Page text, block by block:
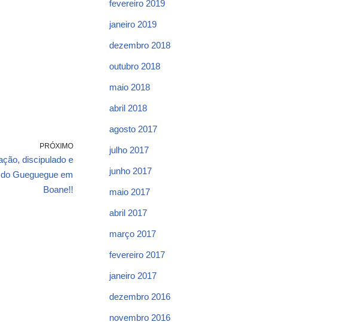
PRÓXIMO
discipulado e
Gueguegue em
Boane!!
fevereiro 2019
janeiro 2019
dezembro 2018
outubro 2018
maio 2018
abril 2018
agosto 2017
julho 2017
junho 2017
maio 2017
abril 2017
março 2017
fevereiro 2017
janeiro 2017
dezembro 2016
novembro 2016